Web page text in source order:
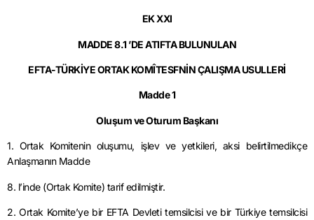
EK XXI
MADDE 8.1 ’DE ATIFTA BULUNULAN
EFTA-TÜRKİYE ORTAK KOMÎTESFNİN ÇALIŞMA USULLERİ
Madde 1
Oluşum ve Oturum Başkanı
1. Ortak Komitenin oluşumu, işlev ve yetkileri, aksi belirtilmedikçe
Anlaşmanın Madde
8. l’inde (Ortak Komite) tarif edilmiştir.
2. Ortak Komite’ye bir EFTA Devleti temsilcisi ve bir Türkiye temsilcisi